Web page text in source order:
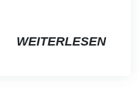
WEITERLESEN